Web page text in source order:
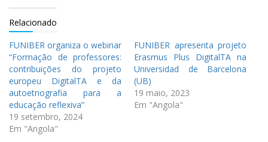
Relacionado
FUNIBER organiza o webinar
“Formação de professores:
contribuições do projeto
europeu DigitalTA e da
autoetnografia para a
educação reflexiva”
19 setembro, 2024
Em "Angola"
FUNIBER apresenta projeto
Erasmus Plus DigitalTA na
Universidad de Barcelona
(UB)
19 maio, 2023
Em "Angola"